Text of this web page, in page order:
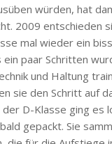
würden, hat
2009 entschieden
mal wieder ein
ein paar Schritten
und Haltung
sie den Schritt auf
D-Klasse ging es
gepackt. Sie